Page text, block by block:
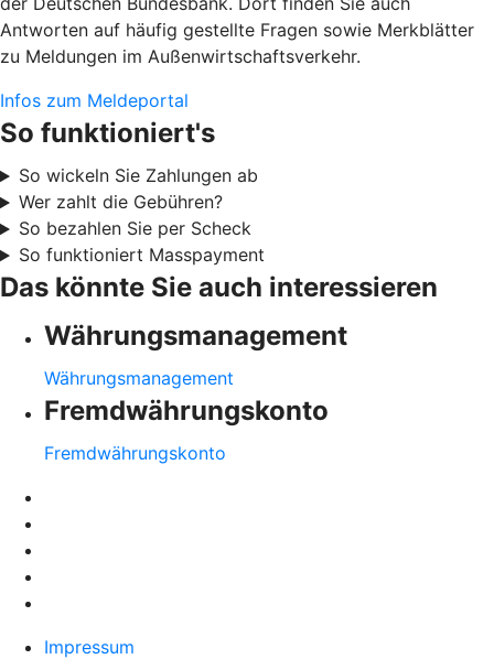
Antworten auf häufig gestellte Fragen sowie Merkblätter
zu Meldungen im Außenwirtschaftsverkehr.
Infos zum Meldeportal
So funktioniert's
So wickeln Sie Zahlungen ab
Wer zahlt die Gebühren?
So bezahlen Sie per Scheck
So funktioniert Masspayment
Das könnte Sie auch interessieren
Währungsmanagement
Währungsmanagement
Fremdwährungskonto
Fremdwährungskonto
Impressum